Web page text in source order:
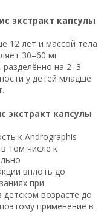
экстракт капсулы
12 лет и массой тела
30–60 мг
разделённо на 2–3
у детей младше
экстракт капсулы
к Andrographis
том числе к
вплоть до
при
возрасте до
применение в